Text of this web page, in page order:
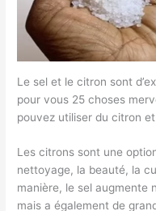
Le sel et le citron sont
pour vous 25 choses
pouvez utiliser du citron
Les citrons sont une
nettoyage, la beauté, la
manière, le sel augmente
mais a également de